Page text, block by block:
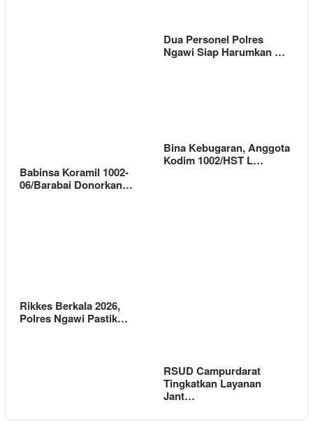
Dua Personel Polres
Ngawi Siap Harumkan …
Babinsa Koramil 1002-
06/Barabai Donorkan…
Bina Kebugaran, Anggota
Kodim 1002/HST L…
Rikkes Berkala 2026,
Polres Ngawi Pastik…
RSUD Campurdarat
Tingkatkan Layanan
Jant…